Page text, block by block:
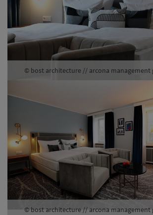
© bost architecture // arcona management
© bost architecture // arcona management